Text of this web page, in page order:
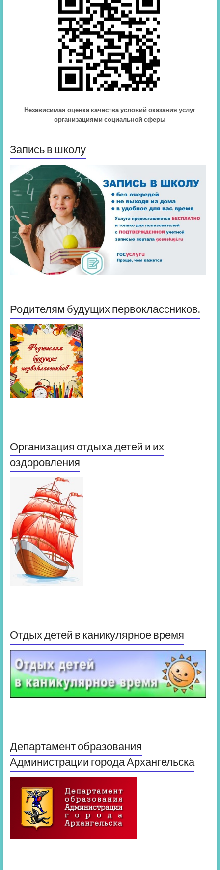
Независимая оценка качества условий оказания услуг
организациями социальной сферы
Запись в школу
Родителям будущих первоклассников.
Организация отдыха детей и их
оздоровления
Отдых детей в каникулярное время
Департамент образования
Администрации города Архангельска